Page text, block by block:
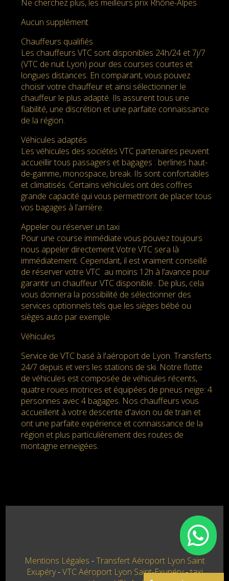
Ne cherchez plus, les meilleurs prix Rhône-Alpes
Aucun supplément
Chauffeurs qualifiés
Les chauffeurs VTC sont disponibles 24h/24 et 7j/7
(VTC de nuit Lyon) pour des courses courtes et
longues distances. En comparant, vous pouvez
choisir votre chauffeur et ainsi sélectionner le
chauffeur le plus adapté. Ils assurent tous une
fiabilité, une discrétion et une parfaite connaissance
de la région.
Véhicules adaptés
Les véhicules des sociétés VTC partenaires peuvent
accueillir tous passagers et bagages : berlines haut-
de-gamme, monospace, break. Ils sont confortables
et climatisés. Certains véhicules ont des coffres
grande capacité qui vous permettront de placer tous
vos bagages à l’arrière.
Appeler ou réserver un taxi
Pour une course immédiate vous pouvez toujours
nous appeler directement.Votre VTC sera là
immédiatement. Cependant, il est vraiment conseillé
de réserver votre VTC au moins 12h à l’avance pour
garantir un chauffeur VTC disponible.. De plus, cela
vous donnera la possibilité de sélectionner des
services optionnels tels que les sièges bébé ou
sièges auto par exemple.
Véhicules
Service de VTC basé à l'aéroport de Lyon. Transferts
24/7 depuis et vers les stations de ski. Notre flotte
de véhicules est composée de véhicules récents,
quatre roues motrices et équipées de pneus neige: 4
personnes avec 4 bagages. Nos chauffeurs vous
accueillent à votre descente d'avion ou de train et
ont une parfaite expérience et connaissance de la
région et plus particulièrement des routes de
montagne enneigées.
Mentions Légales
Transfert Aéroport Lyon Saint
Exupéry VTC Aéroport Lyon Saint-Exupéry taxi